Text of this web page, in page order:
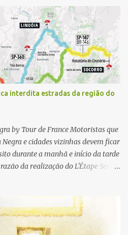
interdita estradas da região do
by Tour de France Motoristas que
e cidades vizinhas devem ficar
durante a manhã e início da tarde
da realização do L'Étape Serra
do país e terá percursos
Serra Negra, Amparo, Monte Alegre
garantir a segurança dos